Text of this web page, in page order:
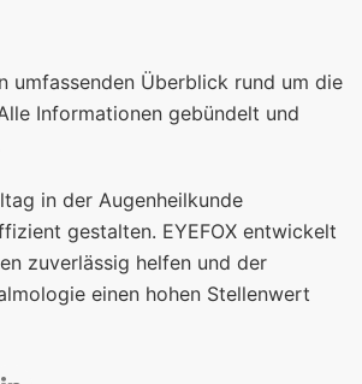
umfassenden Überblick rund um die
Informationen gebündelt und
in der Augenheilkunde
gestalten. EYEFOX entwickelt
zuverlässig helfen und der
einen hohen Stellenwert